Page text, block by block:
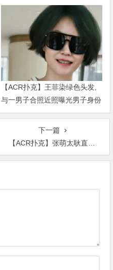
被质疑
【ACR扑克】王菲染绿色头发,
与一男子合照近照曝光男子身份
被扒出
下一篇
【ACR扑克】张萌太耿直了，明确表示对演员天价片酬的态度网友：太敢说了